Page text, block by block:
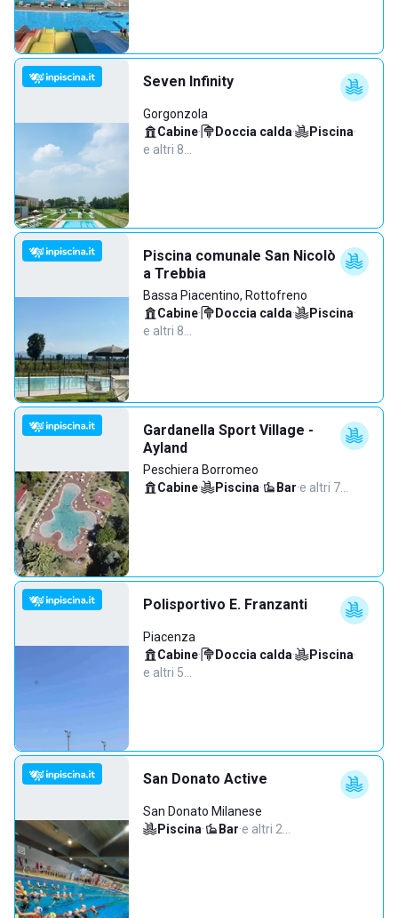
Seven Infinity
Gorgonzola
Cabine· Doccia calda· Piscina·
e altri 8…
Piscina comunale San Nicolò
a Trebbia
Bassa Piacentino, Rottofreno
Cabine· Doccia calda· Piscina·
e altri 8…
Gardanella Sport Village -
Ayland
Peschiera Borromeo
Cabine· Piscina· Bar·e altri 7…
Polisportivo E. Franzanti
Piacenza
Cabine· Doccia calda· Piscina·
e altri 5…
San Donato Active
San Donato Milanese
Piscina· Bar·e altri 2…